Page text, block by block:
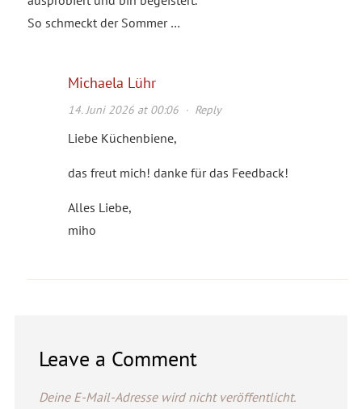
So schmeckt der Sommer …
Michaela Lühr
14. Juni 2026 at 00:06· Reply
Liebe Küchenbiene,
das freut mich! danke für das Feedback!
Alles Liebe,
miho
Leave a Comment
Deine E-Mail-Adresse wird nicht veröffentlicht.